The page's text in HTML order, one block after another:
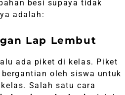
besi supaya tidak
adalah:
Lap Lembut
ada piket di kelas. Piket
oleh siswa untuk
Salah satu cara